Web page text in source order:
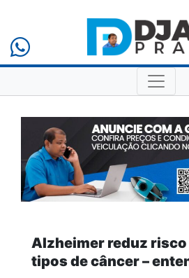
Alzheimer reduz
tipos de câncer –